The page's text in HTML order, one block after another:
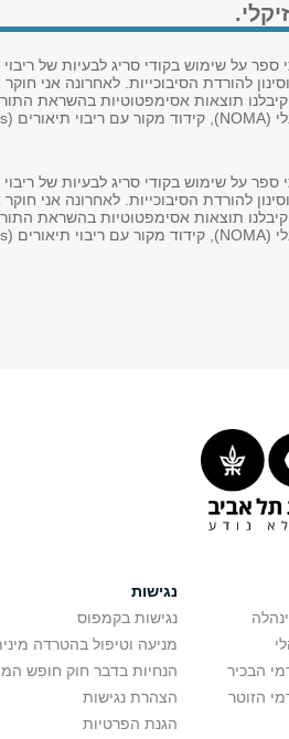
על שימוש בקודי סריג לבעיות של
להורדת הסיבוכייות. לאחרונה אני
תוצאות אסימפטוטיות בהשראת
על שימוש בקודי סריג לבעיות של
להורדת הסיבוכייות. לאחרונה אני
תוצאות אסימפטוטיות בהשראת
הבכיר
הזוטר
נגישות
נגישות בקמפוס
מניעה וטיפול בהטרדה
הנחיות בדבר חוק חופש
הצהרת נגישות
הגנת הפרטיות